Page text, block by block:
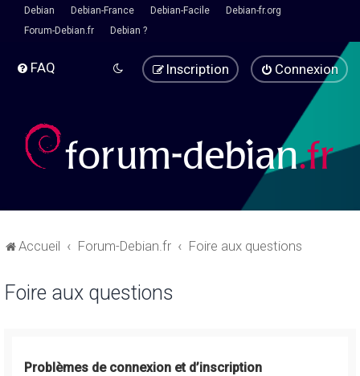
Debian Debian-France Debian-Facile
Debian-fr.org
Forum-Debian.fr
Debian ?
FAQ Connexion
Inscription
Accueil Forum-Debian.fr Foire aux questions
Foire aux questions
Problèmes de connexion et d’inscription